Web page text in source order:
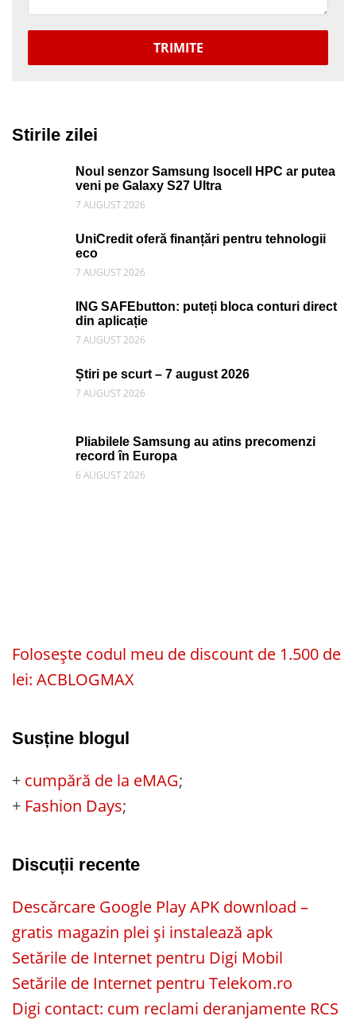
TRIMITE
Stirile zilei
Noul senzor Samsung Isocell HPC ar putea
veni pe Galaxy S27 Ultra
7 AUGUST 2026
UniCredit oferă finanțări pentru tehnologii
eco
7 AUGUST 2026
ING SAFEbutton: puteți bloca conturi direct
din aplicație
7 AUGUST 2026
Știri pe scurt – 7 august 2026
7 AUGUST 2026
Pliabilele Samsung au atins precomenzi
record în Europa
6 AUGUST 2026
Folosește codul meu de discount de 1.500 de
lei: ACBLOGMAX
Susține blogul
+ cumpără de la eMAG;
+ Fashion Days;
Discuții recente
Descărcare Google Play APK download –
gratis magazin plei și instalează apk
Setările de Internet pentru Digi Mobil
Setările de Internet pentru Telekom.ro
Digi contact: cum reclami deranjamente RCS